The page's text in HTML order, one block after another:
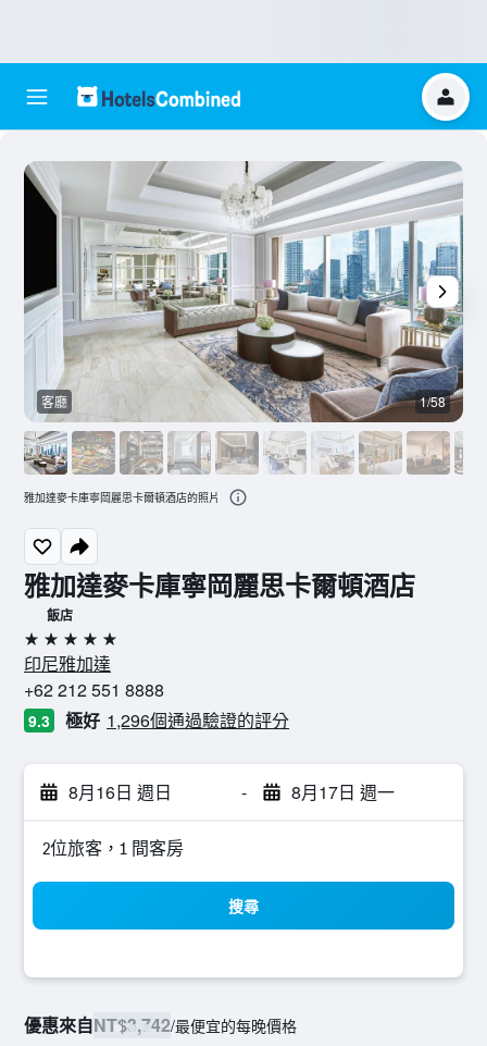
雅加達麥卡庫寧岡麗思卡爾頓酒店
飯店
5星級
印尼雅加達
+62 212 551 8888
9.3 極好 1,296個通過驗證的評分
8月16日 週日 - 8月17日 週一
2位旅客，1 間客房
搜尋
優惠來自NT$3,742/最便宜的每晚價格
客廳 1/58
雅加達麥卡庫寧岡麗思卡爾頓酒店的照片